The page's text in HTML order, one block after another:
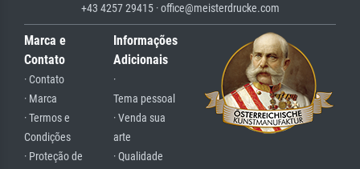
+43 4257 29415 · office@meisterdrucke.com
Marca e
Contato
· Contato
· Marca
· Termos e
Condições
· Proteção de
Informações
Adicionais
·
Tema pessoal
· Venda sua
arte
· Qualidade